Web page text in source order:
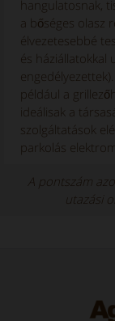
hangulatosnak,
a bőséges olasz
élvezetesebbé
és háziállatokkal
például a
ideálisak a
szolgáltatások
parkolás
A pontszám
utazási